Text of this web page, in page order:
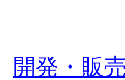
開発・販